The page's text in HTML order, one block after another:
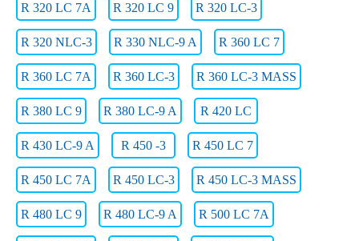
R 320 LC 7A R 320 LC 9 R 320 LC-3
R 320 NLC-3 R 330 NLC-9 A R 360 LC 7
R 360 LC 7A R 360 LC-3 R 360 LC-3 MASS
R 380 LC 9 R 380 LC-9 A R 420 LC
R 430 LC-9 A R 450 -3 R 450 LC 7
R 450 LC 7A R 450 LC-3 R 450 LC-3 MASS
R 480 LC 9 R 480 LC-9 A R 500 LC 7A